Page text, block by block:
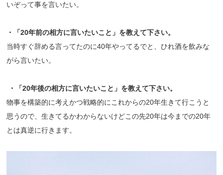
いぞって事を言いたい。
・「20年前の相方に言いたいこと」を教えて下さい。
当時すぐ辞める言ってたのに40年やってるでと、ひれ酒を飲みな
がら言いたい。
・「20年後の相方に言いたいこと」を教えて下さい。
物事を構築的に考えかつ戦略的にこれからの20年生きて行こうと
思うので、生きてるかわからないけどこの先20年は今までの20年
とは真逆に行きます。